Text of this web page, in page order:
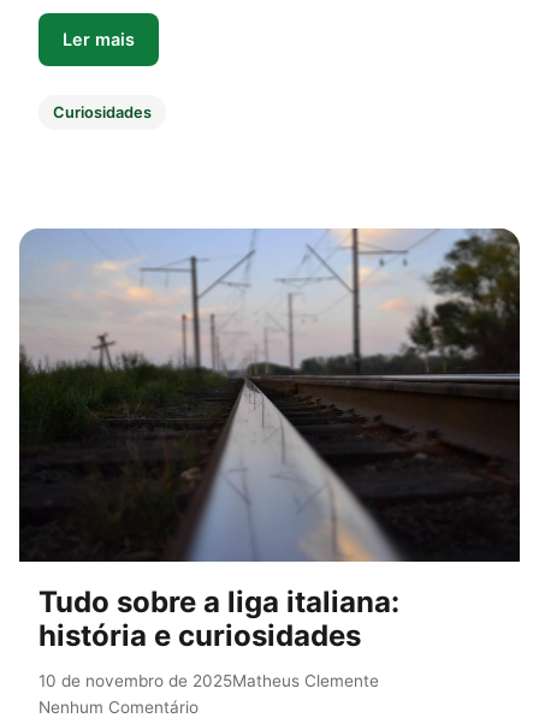
Ler mais
Curiosidades
Tudo sobre a liga italiana:
história e curiosidades
10 de novembro de 2025Matheus Clemente
Nenhum Comentário